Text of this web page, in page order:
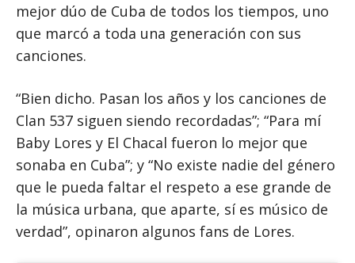
mejor dúo de Cuba de todos los tiempos, uno
que marcó a toda una generación con sus
canciones.
“Bien dicho. Pasan los años y los canciones de
Clan 537 siguen siendo recordadas”; “Para mí
Baby Lores y El Chacal fueron lo mejor que
sonaba en Cuba”; y “No existe nadie del género
que le pueda faltar el respeto a ese grande de
la música urbana, que aparte, sí es músico de
verdad”, opinaron algunos fans de Lores.